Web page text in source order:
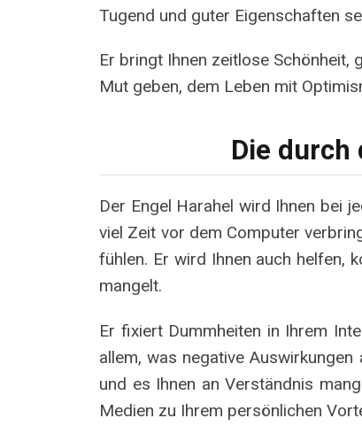
Tugend und guter Eigenschaften
Er bringt Ihnen zeitlose Schönheit,
Mut geben, dem Leben mit
Die durch
Der Engel Harahel wird Ihnen bei
viel Zeit vor dem Computer
fühlen. Er wird Ihnen auch helfen,
mangelt.
Er fixiert Dummheiten in Ihrem
allem, was negative
und es Ihnen an Verständnis
Medien zu Ihrem persönlichen